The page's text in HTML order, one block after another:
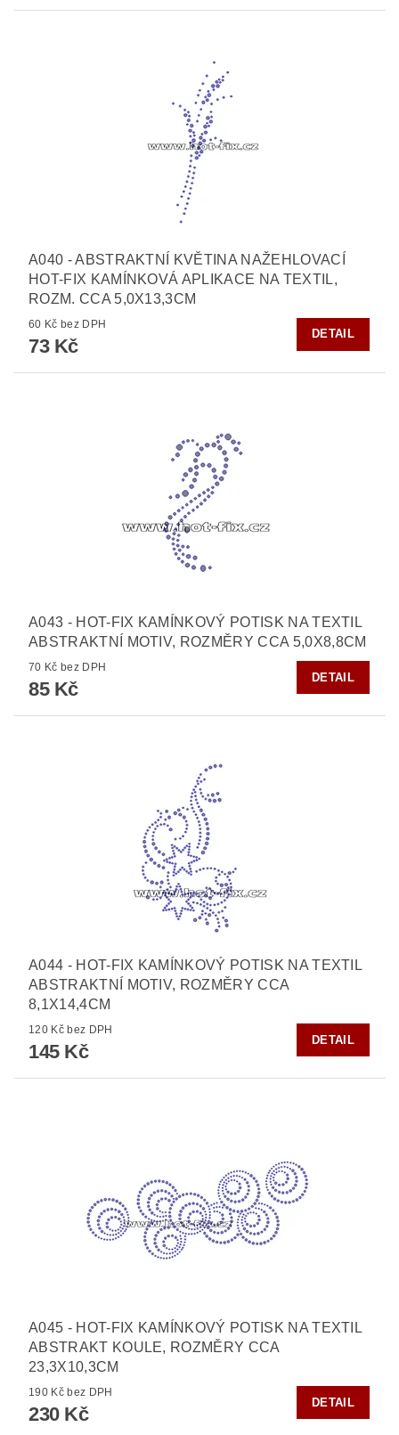
A040 - ABSTRAKTNÍ KVĚTINA NAŽEHLOVACÍ
HOT-FIX KAMÍNKOVÁ APLIKACE NA TEXTIL,
ROZM. CCA 5,0X13,3CM
60 Kč bez DPH
73 Kč
DETAIL
A043 - HOT-FIX KAMÍNKOVÝ POTISK NA TEXTIL
ABSTRAKTNÍ MOTIV, ROZMĚRY CCA 5,0X8,8CM
70 Kč bez DPH
85 Kč
DETAIL
A044 - HOT-FIX KAMÍNKOVÝ POTISK NA TEXTIL
ABSTRAKTNÍ MOTIV, ROZMĚRY CCA
8,1X14,4CM
120 Kč bez DPH
145 Kč
DETAIL
A045 - HOT-FIX KAMÍNKOVÝ POTISK NA TEXTIL
ABSTRAKT KOULE, ROZMĚRY CCA
23,3X10,3CM
190 Kč bez DPH
230 Kč
DETAIL